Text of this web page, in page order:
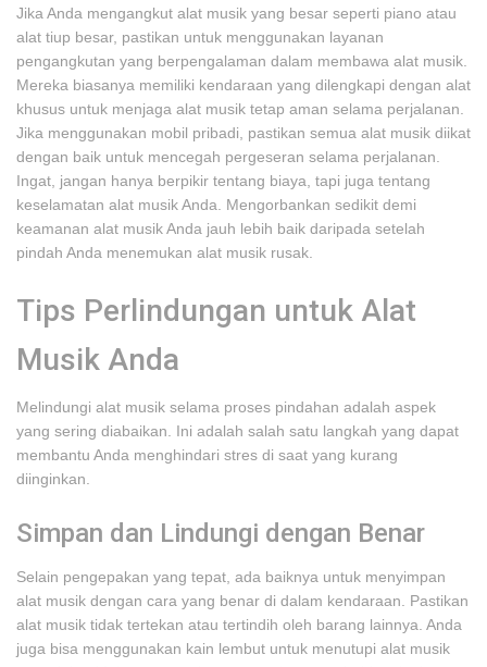
Jika Anda mengangkut alat musik yang besar seperti piano atau
alat tiup besar, pastikan untuk menggunakan layanan
pengangkutan yang berpengalaman dalam membawa alat musik.
Mereka biasanya memiliki kendaraan yang dilengkapi dengan alat
khusus untuk menjaga alat musik tetap aman selama perjalanan.
Jika menggunakan mobil pribadi, pastikan semua alat musik diikat
dengan baik untuk mencegah pergeseran selama perjalanan.
Ingat, jangan hanya berpikir tentang biaya, tapi juga tentang
keselamatan alat musik Anda. Mengorbankan sedikit demi
keamanan alat musik Anda jauh lebih baik daripada setelah
pindah Anda menemukan alat musik rusak.
Tips Perlindungan untuk Alat
Musik Anda
Melindungi alat musik selama proses pindahan adalah aspek
yang sering diabaikan. Ini adalah salah satu langkah yang dapat
membantu Anda menghindari stres di saat yang kurang
diinginkan.
Simpan dan Lindungi dengan Benar
Selain pengepakan yang tepat, ada baiknya untuk menyimpan
alat musik dengan cara yang benar di dalam kendaraan. Pastikan
alat musik tidak tertekan atau tertindih oleh barang lainnya. Anda
juga bisa menggunakan kain lembut untuk menutupi alat musik